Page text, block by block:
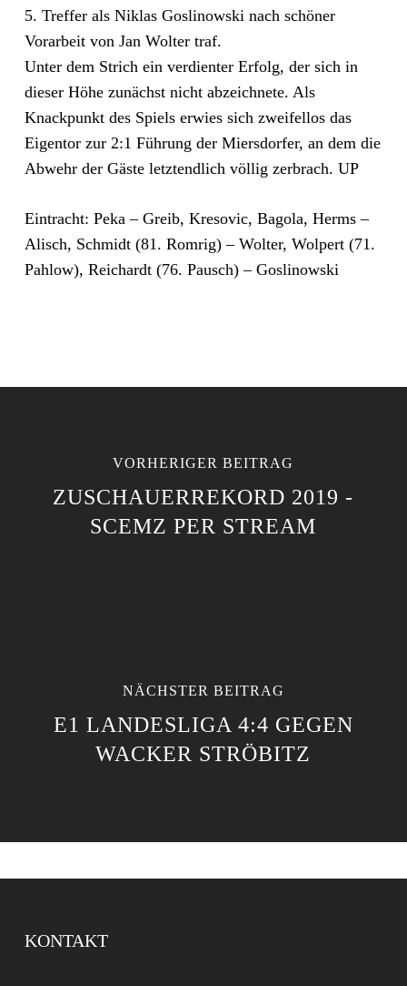
5. Treffer als Niklas Goslinowski nach schöner
Vorarbeit von Jan Wolter traf.
Unter dem Strich ein verdienter Erfolg, der sich in
dieser Höhe zunächst nicht abzeichnete. Als
Knackpunkt des Spiels erwies sich zweifellos das
Eigentor zur 2:1 Führung der Miersdorfer, an dem die
Abwehr der Gäste letztendlich völlig zerbrach. UP
Eintracht: Peka – Greib, Kresovic, Bagola, Herms –
Alisch, Schmidt (81. Romrig) – Wolter, Wolpert (71.
Pahlow), Reichardt (76. Pausch) – Goslinowski
VORHERIGER BEITRAG
ZUSCHAUERREKORD 2019 -
SCEMZ PER STREAM
NÄCHSTER BEITRAG
E1 LANDESLIGA 4:4 GEGEN
WACKER STRÖBITZ
KONTAKT